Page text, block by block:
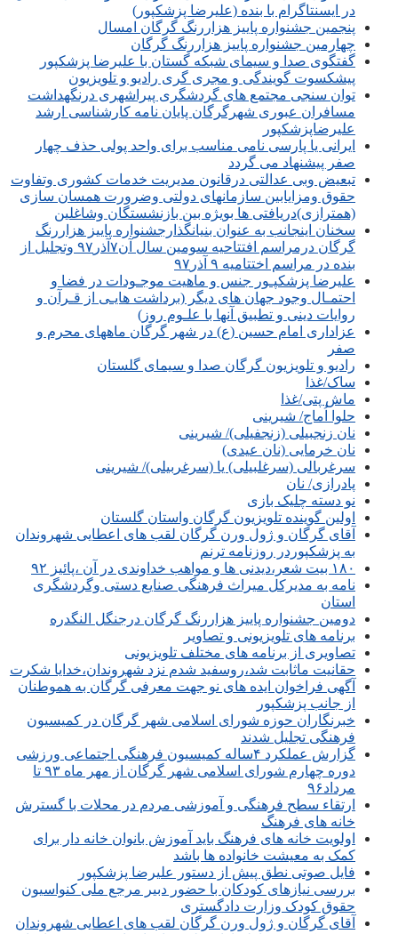
در ایسنتاگرام با بنده (علیرضا پزشکپور)
پنجمین جشنواره پاییز هزاررنگ گرگان امسال
چهارمین جشنواره پاییز هزاررنگ گرگان
گفتگوی صدا و سیمای شبکه گستان با علیرضا پزشکپور
پیشکسوت گویندگی و مجری گری رادیو و تلویزیون
توان سنجی مجتمع های گردشگری پیراشهری درنگهداشت
مسافران عبوری شهرگرگان پایان نامه کارشناسی ارشد
علیرضاپزشکپور
ایرانی یا پارسی نامی مناسب برای واحد پولی حذف چهار
صفر پیشنهاد می گردد
تبعیض وبی عدالتی درقانون مدیریت خدمات کشوری وتفاوت
حقوق ومزایابین سازمانهای دولتی وضرورت همسان سازی
(همترازی)دریافتی ها بویژه بین بازنشستگان وشاغلین
سخنان اینجانب به عنوان بنیانگذارجشنواره پاییز هزاررنگ
گرگان درمراسم افتتاحیه سومین سال آن۷آذر۹۷ وتجلیل از
بنده در مراسم اختتامیه ۹ آذر۹۷
علیرضا پزشکپـور جنس و ماهیت موجـودات در فضا و
احتمـال وجود جهان های دیگر (برداشت هایـی از قـرآن و
روایات دینی و تطبیق آنها با علـوم روز)
عزاداری امام حسین (ع) در شهر گرگان ماههای محرم و
صفر
رادیو و تلویزیون گرگان صدا و سیمای گلستان
ساک/غذا
ماش پتی/غذا
حلوا اُماج/ شیرینی
نان زنجبیلی (زنجفیلی)/ شیرینی
نان خرمایی (نان عیدی)
سرغربالی (سرغلبیلی) یا (سرغربیلی)/ شیرینی
پادرازی/ نان
نو دسته چلیک بازی
اولین گوینده تلویزیون گرگان واستان گلستان
آقای گرگان و ژول ورن گرگان لقب های اعطایی شهروندان
به پزشکپوردر روزنامه ترنم
۱۸۰ بیت شعر،دیدنی ها و مواهب خداوندی در آن ،پائیز ۹۲
نامه به مدیرکل میراث فرهنگی صنایع دستی وگردشگری
استان
دومین جشنواره پاییز هزاررنگ گرگان درجنگل النگدره
برنامه های تلویزیونی و تصاویر
تصاویری از برنامه های مختلف تلویزیونی
حقانیت ماثابت شد،روسفید شدم نزد شهروندان،خدایا شکرت
آگهی فراخوان ایده های نو جهت معرفی گرگان به هموطنان
از جانب پزشکپور
خبرنگاران حوزه شورای اسلامی شهر گرگان در کمیسیون
فرهنگی تجلیل شدند
گزارش عملکرد ۴ساله کمیسیون فرهنگی اجتماعی ورزشی
دوره چهارم شورای اسلامی شهر گرگان از مهر ماه ۹۳ تا
مرداد۹۶
ارتقاء سطح فرهنگی و آموزشی مردم در محلات با گسترش
خانه های فرهنگ
اولویت خانه های فرهنگ باید آموزش بانوان خانه دار برای
کمک به معیشت خانواده ها باشد
فایل صوتی نطق پیش از دستور علیرضا پزشکپور
بررسی نیازهای کودکان با حضور دبیر مرجع ملی کنواسیون
حقوق کودک وزارت دادگستری
آقای گرگان و ژول ورن گرگان لقب های اعطایی شهروندان